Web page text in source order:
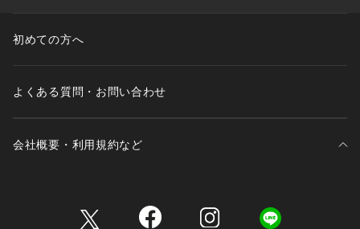
初めての方へ
よくある質問・お問い合わせ
会社概要・利用規約など